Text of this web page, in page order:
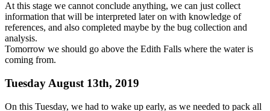
At this stage we cannot conclude anything, we can just collect
information that will be interpreted later on with knowledge of
references, and also completed maybe by the bug collection and
analysis.
Tomorrow we should go above the Edith Falls where the water is
coming from.
Tuesday August 13th, 2019
On this Tuesday, we had to wake up early, as we needed to pack all